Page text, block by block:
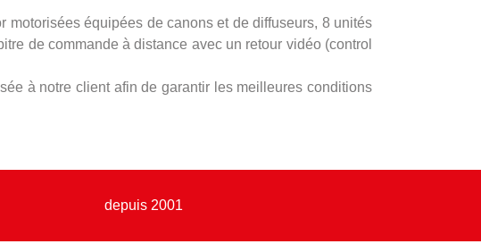
motorisées équipées de canons et de diffuseurs, 8 unités
de commande à distance avec un retour vidéo (control
à notre client afin de garantir les meilleures conditions
depuis 2001